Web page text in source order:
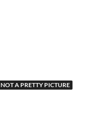
NOT A PRETTY PICTURE